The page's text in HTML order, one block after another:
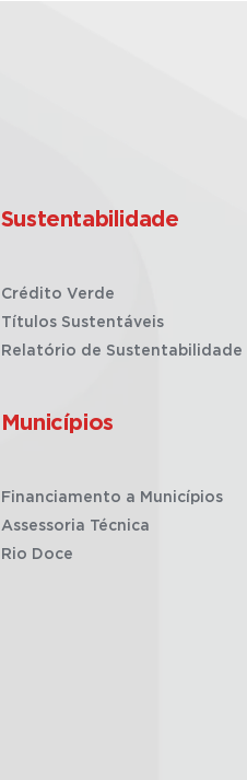
Sustentabilidade
Crédito Verde
Títulos Sustentáveis
Relatório de Sustentabilidade
Municípios
Financiamento a Municípios
Assessoria Técnica
Rio Doce